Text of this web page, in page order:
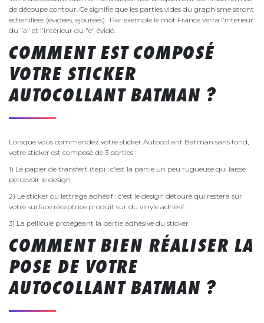
de découpe contour. Ce signifie que les parties vides du graphisme seront
échenillées (évidées, ajourées). Par exemple le mot France verra l'interieur
du "a" et l'intérieur du "e" évidé.
COMMENT EST COMPOSÉ
VOTRE STICKER
AUTOCOLLANT BATMAN ?
Lorsque vous commandez votre sticker Autocollant Batman sans fond,
votre sticker est composé de 3 parties :
1) Le papier de transfert (tep) : c'est la partie un peu rugueuse qui laisse
percevoir le design
2) Le sticker ou lettrage adhésif : c'est le design détouré qui restera sur
votre surface réceptrice produit sur du vinyle adhésif.
3) La pellicule protégeant la partie adhésive du sticker
COMMENT BIEN RÉALISER LA
POSE DE VOTRE
AUTOCOLLANT BATMAN ?